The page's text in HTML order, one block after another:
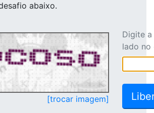
abaixo.
[trocar imagem]
Digite
lado no